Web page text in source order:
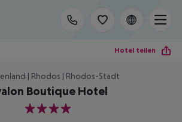
Hotel teilen
| Rhodos | Rhodos-Stadt
Boutique Hotel
4